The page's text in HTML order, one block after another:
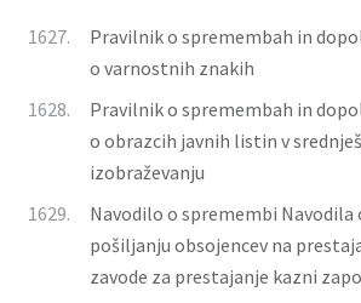
1627.
Pravilnik o spremembah in
o varnostnih znakih
1628.
Pravilnik o spremembah in
o obrazcih javnih listin v
izobraževanju
1629.
Navodilo o spremembi Navodila
pošiljanju obsojencev na
zavode za prestajanje kazni